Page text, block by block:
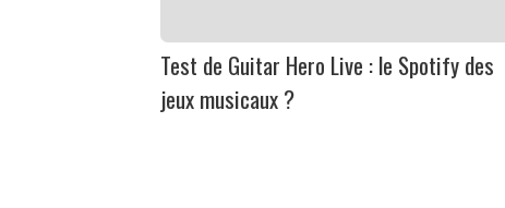
Test de Guitar Hero Live : le Spotify des
jeux musicaux ?